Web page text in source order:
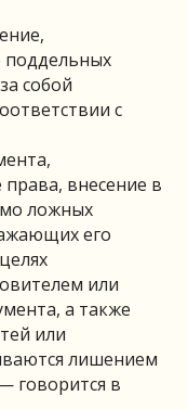
поддельных
собой
с
внесение в
ложных
его
или
а также
или
лишением
говорится в